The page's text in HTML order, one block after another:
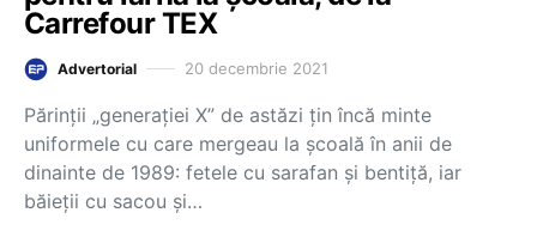
Carrefour TEX
Advertorial 20 decembrie 2021
Părinții „generației X” de astăzi țin încă minte
uniformele cu care mergeau la școală în anii de
dinainte de 1989: fetele cu sarafan și bentiță, iar
băieții cu sacou și…